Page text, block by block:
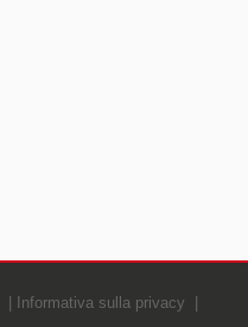
Informativa sulla privacy